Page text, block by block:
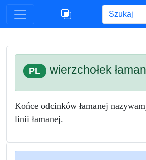
Begin
PL wierzchołek
Końce odcinków łamanej
linii łamanej.